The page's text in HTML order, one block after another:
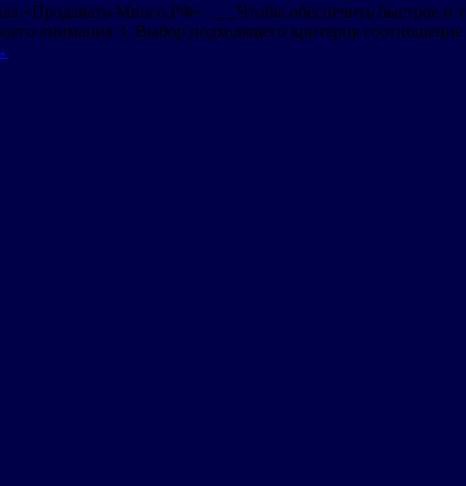
«Продавать-Много.РФ». ___Чтобы обеспечить быстрое и
внимания 3. Выбор подходящего критерия